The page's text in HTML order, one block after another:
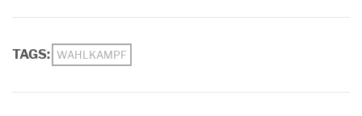
TAGS: WAHLKAMPF